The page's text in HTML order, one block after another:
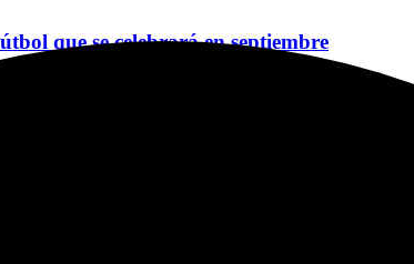
que se celebrará en septiembre